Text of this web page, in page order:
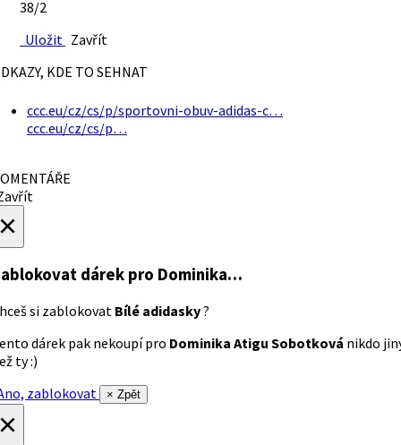
38/2
Uložit Zavřít
KDE TO SEHNAT
ccc.eu/cz/cs/p/sportovni-obuv-adidas-c…
ccc.eu/cz/cs/p…
dárek pro Dominika…
si zablokovat Bílé adidasky?
dárek pak nekoupí pro Dominika Atigu Sobotková nikdo
ty :)
zablokovat
× Zpět